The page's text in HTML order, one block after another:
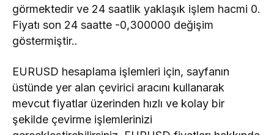
görmektedir ve 24 saatlik yaklaşık işlem hacmi 0.
Fiyatı son 24 saatte -0,300000 değişim
göstermiştir..
EURUSD hesaplama işlemleri için, sayfanın
üstünde yer alan çevirici aracını kullanarak
mevcut fiyatlar üzerinden hızlı ve kolay bir
şekilde çevirme işlemlerinizi